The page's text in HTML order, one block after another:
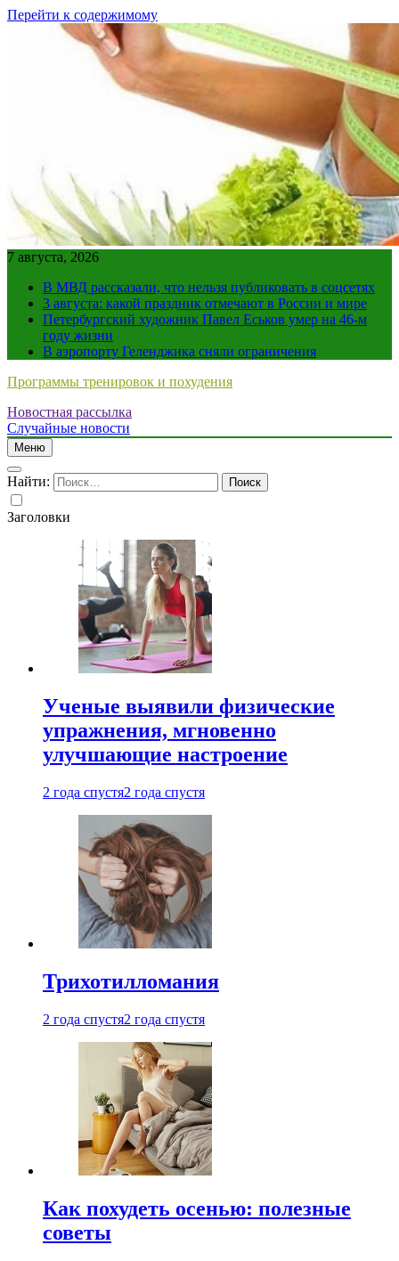
Перейти к содержимому
7 августа, 2026
В МВД рассказали, что нельзя публиковать в соцсетях
3 августа: какой праздник отмечают в России и мире
Петербургский художник Павел Еськов умер на 46-м
году жизни
В аэропорту Геленджика сняли ограничения
Программы тренировок и похудения
Новостная рассылка
Случайные новости
Меню
Найти:
Заголовки
Ученые выявили физические
упражнения, мгновенно
улучшающие настроение
2 года спустя2 года спустя
Трихотилломания
2 года спустя2 года спустя
Как похудеть осенью: полезные
советы